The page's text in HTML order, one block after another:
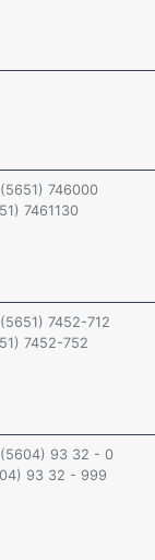
746000
7461130
7452-712
7452-752
93 32 - 0
93 32 - 999